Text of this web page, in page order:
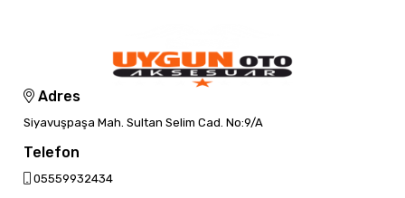
Adres
Siyavuşpaşa Mah. Sultan Selim Cad. No:9/A
Telefon
05559932434